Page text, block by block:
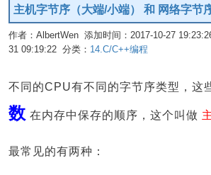
主机字节序（大端/小端） 和 网络字节
作者：AlbertWen 添加时间：2017-10-27
31 09:19:22 分类： 14.C/C++编程
不同的CPU有不同的字节序类型，这
数 在内存中保存的顺序，这个叫做
最常见的有两种：